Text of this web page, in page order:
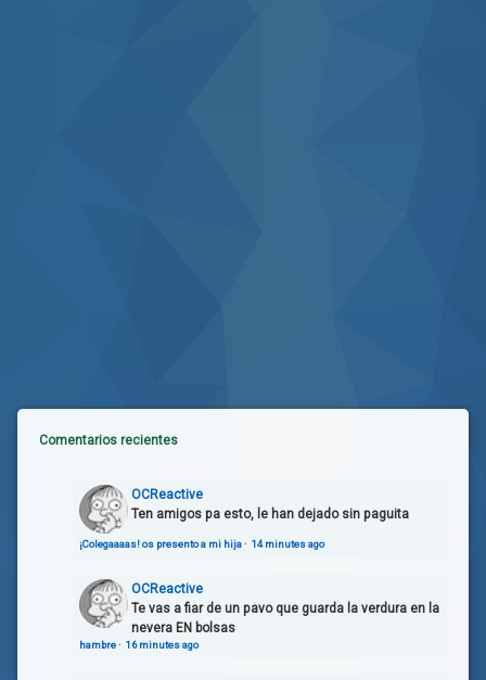
Comentarios recientes
OCReactive
Ten amigos pa esto, le han dejado sin paguita
¡Colegaaaas! os presento a mi hija· 14 minutes ago
OCReactive
Te vas a fiar de un pavo que guarda la verdura en la
nevera EN bolsas
hambre· 16 minutes ago